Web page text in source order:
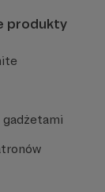
produkty